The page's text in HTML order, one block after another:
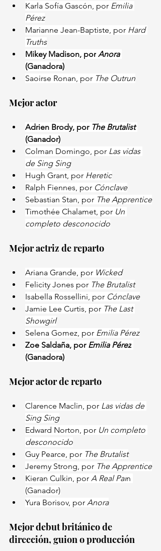
Karla Sofía Gascón, por Emilia
Pérez
Marianne Jean-Baptiste, por Hard
Truths
Mikey Madison, por Anora
(Ganadora)
Saoirse Ronan, por The Outrun
Mejor actor
Adrien Brody, por The Brutalist
(Ganador)
Colman Domingo, por Las vidas
de Sing Sing
Hugh Grant, por Heretic
Ralph Fiennes, por Cónclave
Sebastian Stan, por The Apprentice
Timothée Chalamet, por Un
completo desconocido
Mejor actriz de reparto
Ariana Grande, por Wicked
Felicity Jones por The Brutalist
Isabella Rossellini, por Cónclave
Jamie Lee Curtis, por The Last
Showgirl
Selena Gomez, por Emilia Pérez
Zoe Saldaña, por Emilia Pérez
(Ganadora)
Mejor actor de reparto
Clarence Maclin, por Las vidas de
Sing Sing
Edward Norton, por Un completo
desconocido
Guy Pearce, por The Brutalist
Jeremy Strong, por The Apprentice
Kieran Culkin, por A Real Pain
(Ganador)
Yura Borisov, por Anora
Mejor debut británico de
dirección, guion o producción